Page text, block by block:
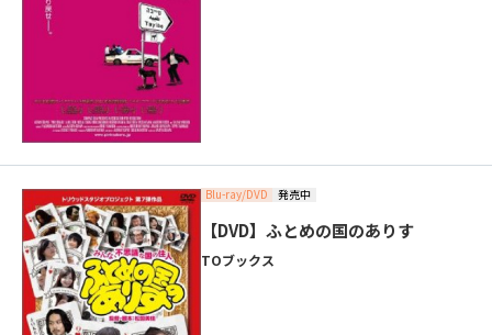
Blu-ray/DVD 発売中
【DVD】ふとめの国のありす
TOブックス